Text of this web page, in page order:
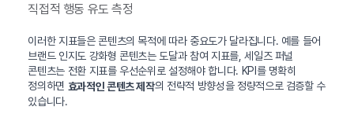
직접적 행동 유도 측정
이러한 지표들은 콘텐츠의 목적에 따라 중요도가 달라집니다. 예를 들어
브랜드 인지도 강화형 콘텐츠는 도달과 참여 지표를, 세일즈 퍼널
콘텐츠는 전환 지표를 우선순위로 설정해야 합니다. KPI를 명확히
정의하면 효과적인 콘텐츠 제작의 전략적 방향성을 정량적으로 검증할 수
있습니다.